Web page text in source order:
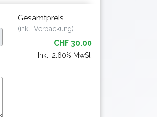
Gesamtpreis
(inkl. Verpackung)
CHF 30.00
Inkl. 2.60% MwSt.